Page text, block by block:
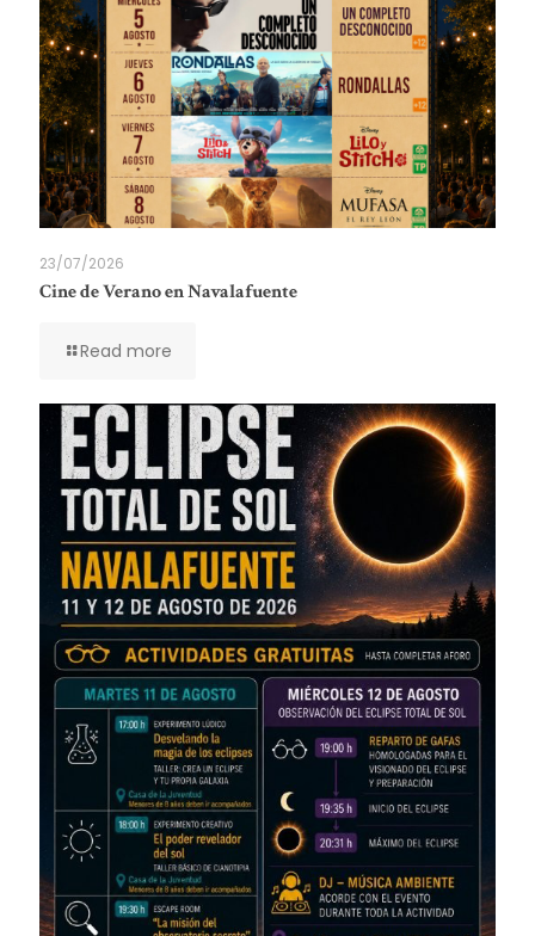
23/07/2026
Cine de Verano en Navalafuente
Read more